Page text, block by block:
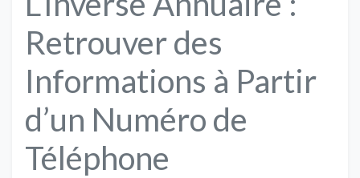
Retrouver des
Informations à Partir
d’un Numéro de
Téléphone